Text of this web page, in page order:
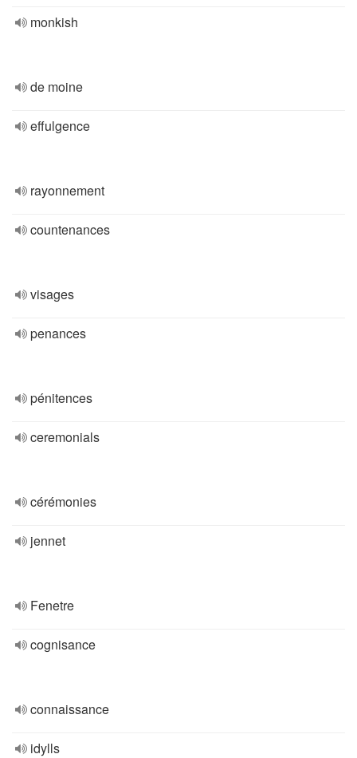
monkish
de moine
effulgence
rayonnement
countenances
visages
penances
pénitences
ceremonials
cérémonies
jennet
Fenetre
cognisance
connaissance
idylls